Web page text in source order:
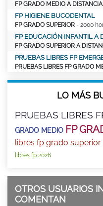
FP GRADO MEDIO A DISTANCIA
FP HIGIENE BUCODENTAL
FP GRADO SUPERIOR - 2000
FP EDUCACIÓN INFANTIL A
FP GRADO SUPERIOR A
PRUEBAS LIBRES FP
PRUEBAS LIBRES FP GRADO
LO MÁS
PRUEBAS LIBRES
GRADO MEDIO FP
libres fp grado superior
libres fp 2026
OTROS USUARIOS
COMENTAN